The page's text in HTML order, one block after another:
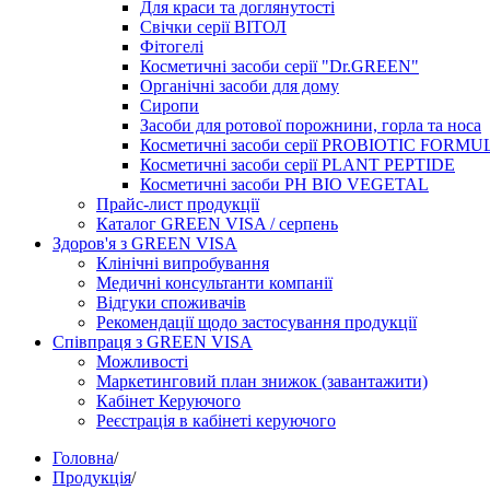
Для краси та доглянутості
Свічки серії ВІТОЛ
Фітогелі
Косметичні засоби серії "Dr.GREEN"
Органічні засоби для дому
Сиропи
Засоби для ротової порожнини, горла та носа
Косметичні засоби серії PROBIOTIC
Косметичні засоби серії PLANT PEPTIDE
Косметичні засоби PH BIO VEGETAL
Прайс-лист продукції
Каталог GREEN VISA / серпень
Здоров'я з GREEN VISA
Клінічні випробування
Медичні консультанти компанії
Відгуки споживачів
Рекомендації щодо застосування продукції
Співпраця з GREEN VISA
Можливості
Маркетинговий план знижок (завантажити)
Кабінет Керуючого
Реєстрація в кабінеті керуючого
Головна/
Продукція/